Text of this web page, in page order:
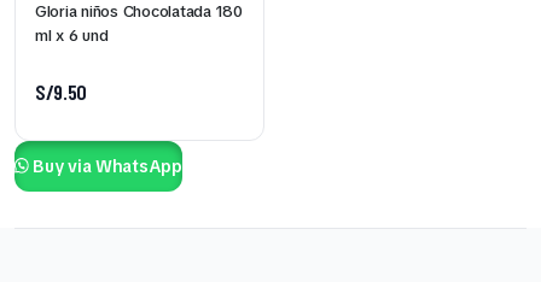
Gloria niños Chocolatada 180
ml x 6 und
S/9.50
Buy via WhatsApp